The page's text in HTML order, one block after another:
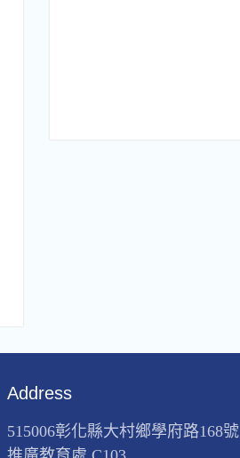
Address
515006彰化縣大村鄉學府路168號